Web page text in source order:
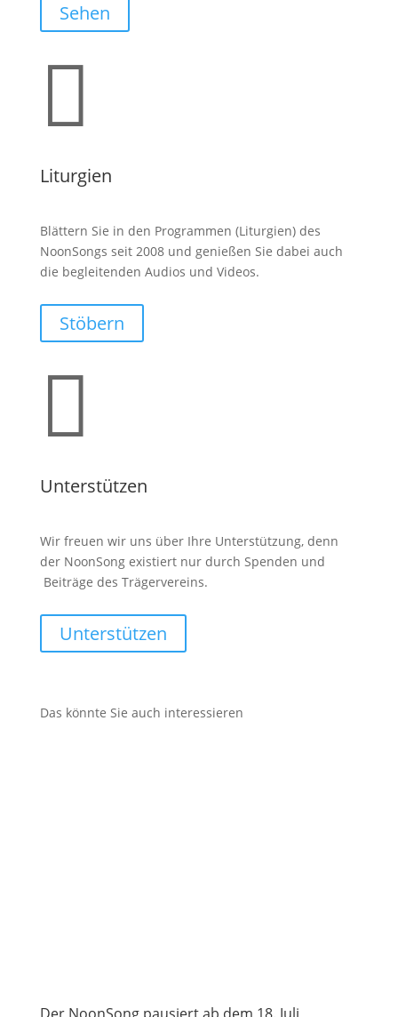
Sehen

Liturgien
Blättern Sie in den Programmen (Liturgien) des
NoonSongs seit 2008 und genießen Sie dabei auch
die begleitenden Audios und Videos.
Stöbern

Unterstützen
Wir freuen wir uns über Ihre Unterstützung, denn
der NoonSong existiert nur durch Spenden und
Beiträge des Trägervereins.
Unterstützen
Das könnte Sie auch interessieren